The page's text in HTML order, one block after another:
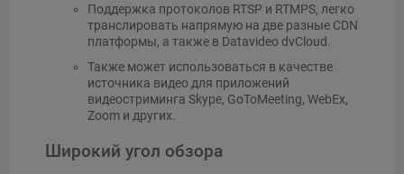
Поддержка протоколов RTSP и RTMPS, легко
транслировать напрямую на две разные CDN
платформы, а также в Datavideo dvCloud.
Также может использоваться в качестве
источника видео для приложений
видеостриминга Skype, GoToMeeting, WebEx,
Zoom и других.
Широкий угол обзора